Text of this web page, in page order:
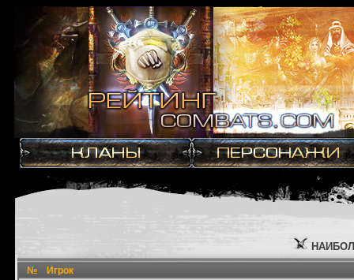
№ Игрок